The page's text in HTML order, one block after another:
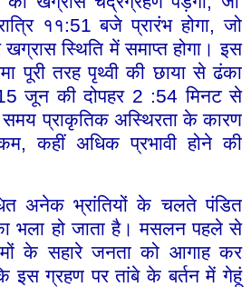
११:51बजे प्रारंभ होगा,जो
खग्रास स्थिति में समाप्त होगा। इस
पूरी तरह पृथ्वी की छाया से ढंका
जून की दोपहर2 :54मिनट से
समय प्राकृतिक अस्थिरता के कारण
,कहीं अधिक प्रभावी होने की
अनेक भ्रांतियों के चलते पंडित
भला हो जाता है। मसलन पहले से
के सहारे जनता को आगाह कर
इस ग्रहण पर तांबे के बर्तन में गेहूं